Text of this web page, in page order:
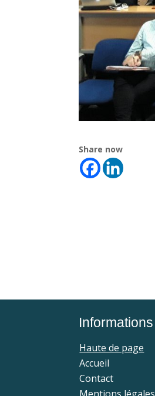
Share now
Informations
Haute de page
Accueil
Contact